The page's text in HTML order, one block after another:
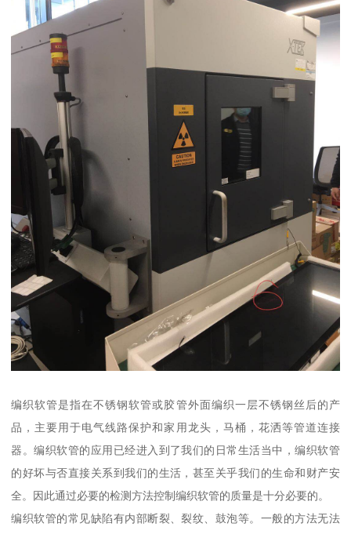
编织软管是指在不锈钢软管或胶管外面编织一层不锈钢丝后的产
品，主要用于电气线路保护和家用龙头，马桶，花洒等管道连接
器。编织软管的应用已经进入到了我们的日常生活当中，编织软管
的好坏与否直接关系到我们的生活，甚至关乎我们的生命和财产安
全。因此通过必要的检测方法控制编织软管的质量是十分必要的。
编织软管的常见缺陷有内部断裂、裂纹、鼓泡等。一般的方法无法